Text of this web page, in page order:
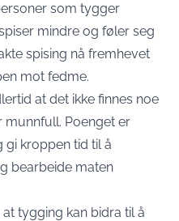
som tygger
mindre og føler seg
spising nå fremhevet
mot fedme.
at det ikke finnes noe
munnfull. Poenget er
gi kroppen tid til å
bearbeide maten
tygging kan bidra til å